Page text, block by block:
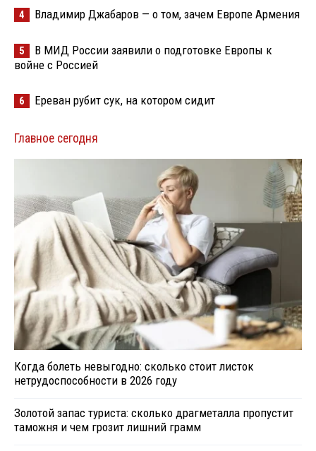
4 Владимир Джабаров — о том, зачем Европе Армения
5
В МИД России заявили о подготовке Европы к
войне с Россией
6 Ереван рубит сук, на котором сидит
Главное сегодня
Когда болеть невыгодно: сколько стоит листок
нетрудоспособности в 2026 году
Золотой запас туриста: сколько драгметалла пропустит
таможня и чем грозит лишний грамм